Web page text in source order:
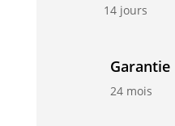
14 jours
Garantie
24 mois